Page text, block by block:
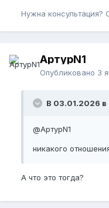
Нужна консультация?
АртурN1
Опубликовано 3
В 03.01.2026 в
@АртурN1
никакого
А что это тогда?